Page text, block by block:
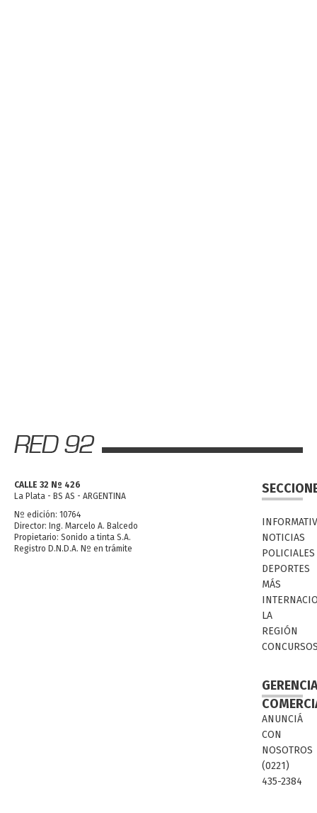
CALLE 32 Nº 426
La Plata - BS AS - ARGENTINA
Nº edición: 10764
Director: Ing. Marcelo A. Balcedo
Propietario: Sonido a tinta S.A.
Registro D.N.D.A. Nº en trámite
NOTICIAS
POLICIALES
DEPORTES
MÁS
LA
REGIÓN
ANUNCIÁ
CON
NOSOTROS
(0221)
435-2384